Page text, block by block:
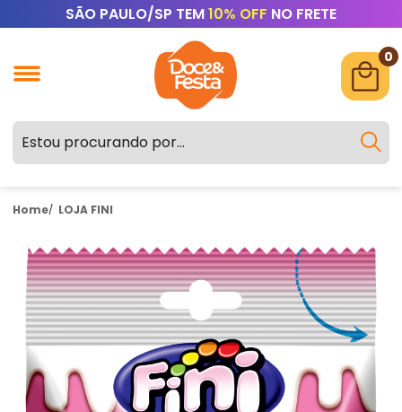
SÃO PAULO/SP TEM10% OFF NO FRETE
0
Home LOJA FINI